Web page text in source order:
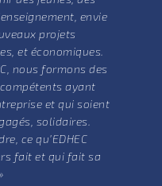
envie
projets
et économiques.
nous formons des
ayant
et qui soient
solidaires.
ce qu’EDHEC
fait et qui fait sa